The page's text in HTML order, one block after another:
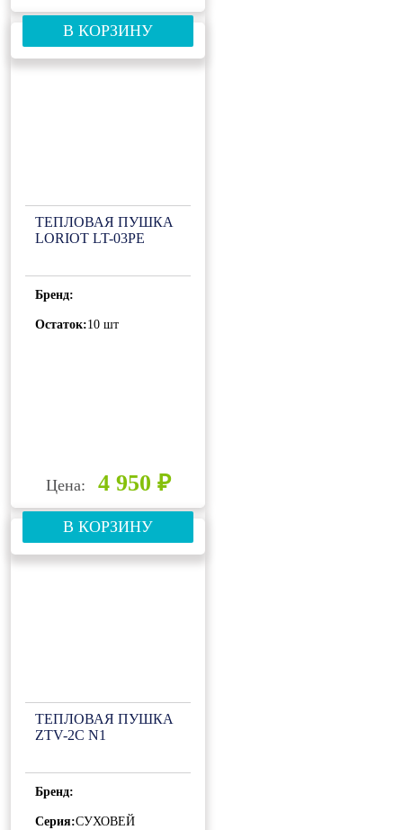
В КОРЗИНУ
ТЕПЛОВАЯ ПУШКА
LORIOT LT-03PE
Бренд:
Остаток:10 шт
Цена: 4 950 ₽
В КОРЗИНУ
ТЕПЛОВАЯ ПУШКА
ZTV-2С N1
Бренд:
Серия:СУХОВЕЙ